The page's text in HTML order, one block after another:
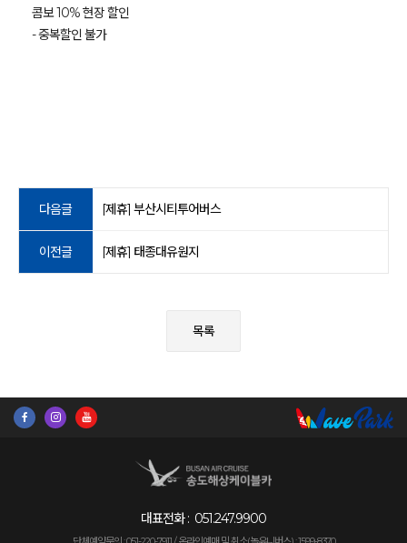
콤보 10% 현장 할인
- 중복할인 불가
다음글 [제휴] 부산시티투어버스
이전글 [제휴] 태종대유원지
목록
대표전화 : 051.247.9900